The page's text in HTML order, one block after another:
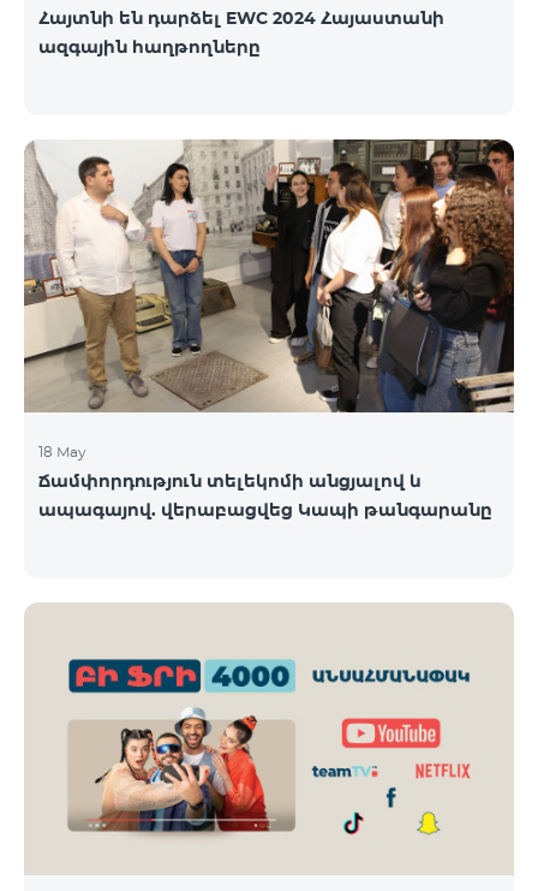
Հայտնի են դարձել EWC 2024 Հայաստանի
ազգային հաղթողները
18 May
Ճամփորդություն տելեկոմի անցյալով և
ապագայով. վերաբացվեց Կապի թանգարանը